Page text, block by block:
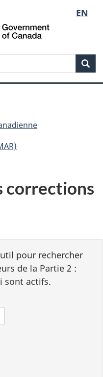
au
contenu
la
la
langue
EN
of
corrections
pour rechercher
de la Partie 2 :
sont actifs.